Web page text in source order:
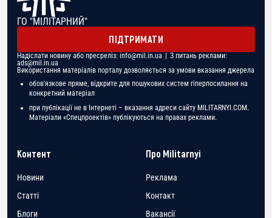
ГО "МІЛІТАРНИЙ"
ПІДТРИМАТИ
Надіслати новину або пресреліз: info@mil.in.ua | З питань реклами:
ads@mil.in.ua
Використання матеріалів порталу дозволяється за умови вказання джерела
обов'язкове пряме, відкрите для пошукових систем гіперпосилання на
конкретний матеріал
при публікації не в Інтернеті – вказання адреси сайту MILITARNYI.COM.
Матеріали «Спецпроектів» публікуються на правах реклами.
Контент
Новини
Статті
Блоги
Про Militarnyi
Реклама
Контакт
Вакансії